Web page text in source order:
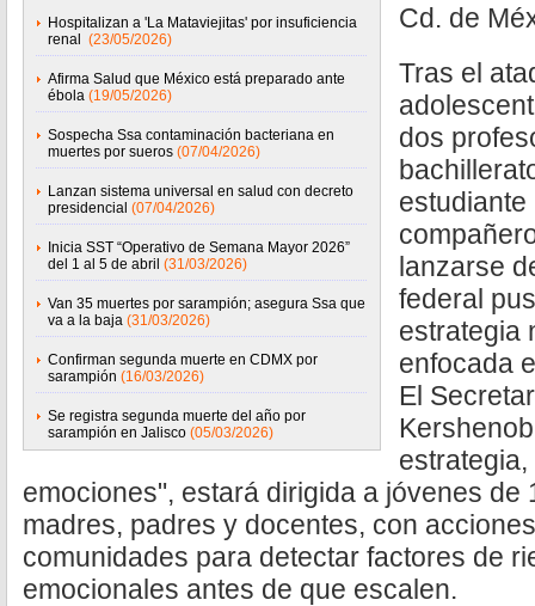
Hospitalizan a 'La Mataviejitas' por insuficiencia
renal
(23/05/2026)
Afirma Salud que México está preparado ante
ébola (19/05/2026)
Sospecha Ssa contaminación bacteriana en
muertes por sueros (07/04/2026)
Lanzan sistema universal en salud con decreto
presidencial (07/04/2026)
Inicia SST “Operativo de Semana Mayor 2026”
del 1 al 5 de abril (31/03/2026)
Van 35 muertes por sarampión; asegura Ssa que
va a la baja (31/03/2026)
Confirman segunda muerte en CDMX por
sarampión (16/03/2026)
Se registra segunda muerte del año por
sarampión en Jalisco (05/03/2026)
Cd. de
Tras el
dos
lanzarse
federal
estrategia
enfocada
El
emociones", estará dirigida a jóvenes de
madres, padres y docentes, con
comunidades para detectar factores de
emocionales antes de que escalen.